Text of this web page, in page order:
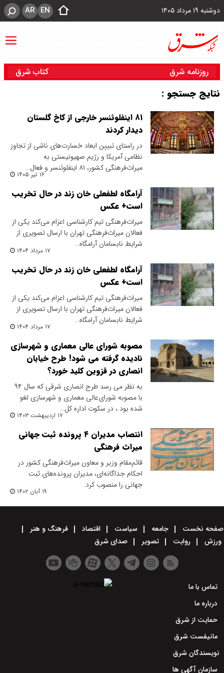
دوشنبه ۱۹ مرداد ۱۴۰۵ EN
AR
روزنامه شرق کتاب شرق
نتایج جستجو :
۸۱ اینفلوئنسر خارجی از کاخ گلستان
دیدار کردند
در راستای تبیین ابعاد خسارت‌های ناشی از تجاوز
نظامی آمریکا و رژیم صهیونیستی به
میراث‌فرهنگی کشور، ۸۱ اینفلوئنسر و فعال…
۱۶ تیر ۱۴۰۵
آرامگاه لطفعلی خان زند در حال تخریب
است+ عکس
میراث‌فرهنگی تیم کارشناسی اعزام می‌کند یکی از
فعالان میراث‌فرهنگی تهران با ارسال تصویری از
شرایط نابسامان آرامگاه…
۱۷ مرداد ۱۴۰۴
آرامگاه لطفعلی خان زند در حال تخریب
است+ عکس
میراث‌فرهنگی تیم کارشناسی اعزام می‌کند یکی از
فعالان میراث‌فرهنگی تهران با ارسال تصویری از
شرایط نابسامان آرامگاه…
۱۷ مرداد ۱۴۰۴
مصوبه شورای عالی معماری و شهرسازی
نادیده گرفته می شود! طرح خیابان
انصاری در قزوین کلید خورد؟
به نظر می رسد طرح انصاری شرقی که سال ۹۴
با مصوبه شورای‌عالی معماری و شهرسازی لغو
شده بود ، در سکوت اداره کل…
۱۷ اردیبهشت ۱۴۰۳
انتصاب مدیران ۴ پرونده ثبت جهانی
میراث فرهنگی
قائم‌مقام وزیر و معاون میراث‌فرهنگی کشور در
احکام جداگانه‌ای، مدیران پرونده‌های ثبت
جهانی را منصوب کرد.
۱۹ آبان ۱۴۰۲
صفحه نخست جامعه سیاست اقتصاد
فرهنگ و هنر
ورزش
روایت تصویر صدای شرق
تماس با ما
درباره ما
حمایت از شرق
مانیفست شرق
نویسندگان شرق
سازمان آگهی ها